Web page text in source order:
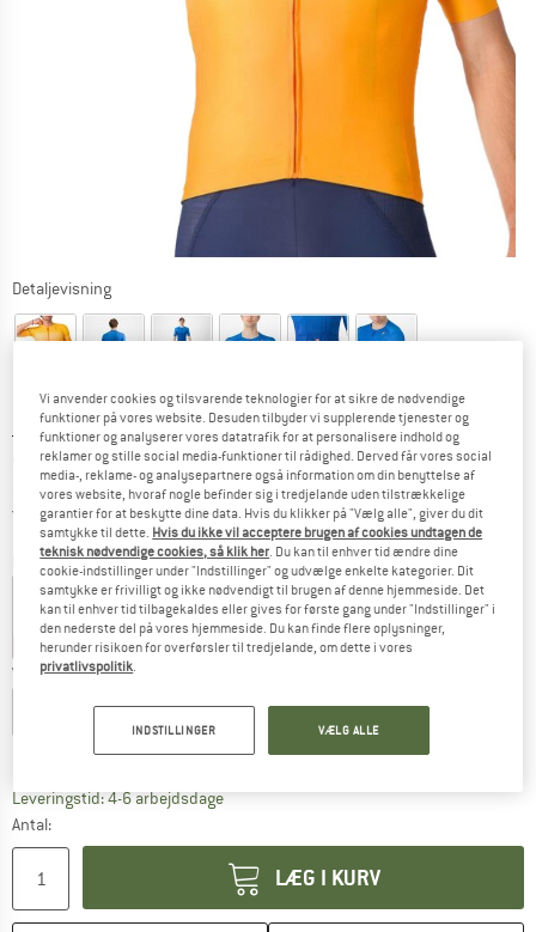
Detaljevisning
Original pris :
119,95€
Pris:
95,96€ inkl. moms.
KR717,35
Gratis forsendelse(DK)Danmark. Oplysninger om
Farve:Vivid Orange
15% 20%
Vælg en størrelse:
S M L XL XXL
Størrelsestabel
Leveringstid: 4-6 arbejdsdageLinket åbnes i en infoboks og indeholder
Antal:
LÆG I KURV
Vi anvender cookies og tilsvarende teknologier for at sikre de nødvendige
funktioner på vores website. Desuden tilbyder vi supplerende tjenester og
funktioner og analyserer vores datatrafik for at personalisere indhold og
reklamer og stille social media-funktioner til rådighed. Derved får vores social
media-, reklame- og analysepartnere også information om din benyttelse af
vores website, hvoraf nogle befinder sig i tredjelande uden tilstrækkelige
garantier for at beskytte dine data. Hvis du klikker på "Vælg alle", giver du dit
samtykke til dette. Hvis du ikke vil acceptere brugen af cookies undtagen de
teknisk nødvendige cookies, så klik her . Du kan til enhver tid ændre dine
cookie-indstillinger under "Indstillinger" og udvælge enkelte kategorier. Dit
samtykke er frivilligt og ikke nødvendigt til brugen af denne hjemmeside. Det
kan til enhver tid tilbagekaldes eller gives for første gang under "Indstillinger" i
den nederste del på vores hjemmeside. Du kan finde flere oplysninger,
herunder risikoen for overførsler til tredjelande, om dette i vores
privatlivspolitik
INDSTILLINGER VÆLG ALLE